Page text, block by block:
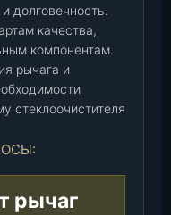
долговечность.
качества,
компонентам.
рычага и
стеклоочистителя
рычаг